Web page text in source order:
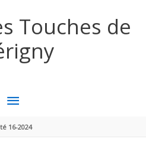
Touches de
MENU
PRINCIPAL
16-2024